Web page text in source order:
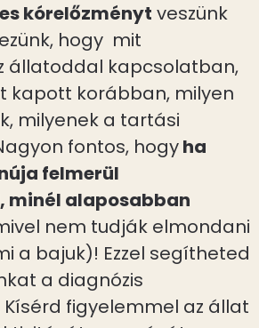
kórelőzményt veszünk
hogy mit
állatoddal kapcsolatban,
kapott korábban, milyen
milyenek a tartási
fontos, hogyha
felmerül
minél alaposabban
nem tudják elmondani
a bajuk)! Ezzel segítheted
a diagnózis
figyelemmel az állat